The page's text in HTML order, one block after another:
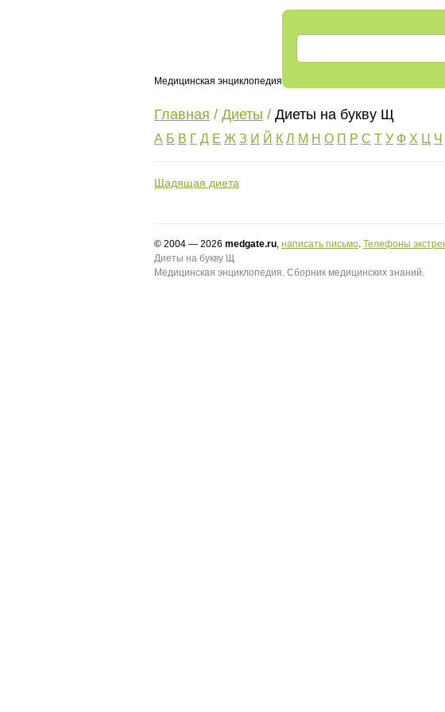
Медицинская энциклопедия
Главная / Диеты / Диеты на букву Щ
А Б В Г Д Е Ж З И Й К Л М Н О П Р С Т У Ф Х Ц Ч
Щадящая диета
© 2004 — 2026 medgate.ru, написать письмо. Телефоны
Диеты на букву Щ
Медицинская энциклопедия. Сборник медицинских знаний.